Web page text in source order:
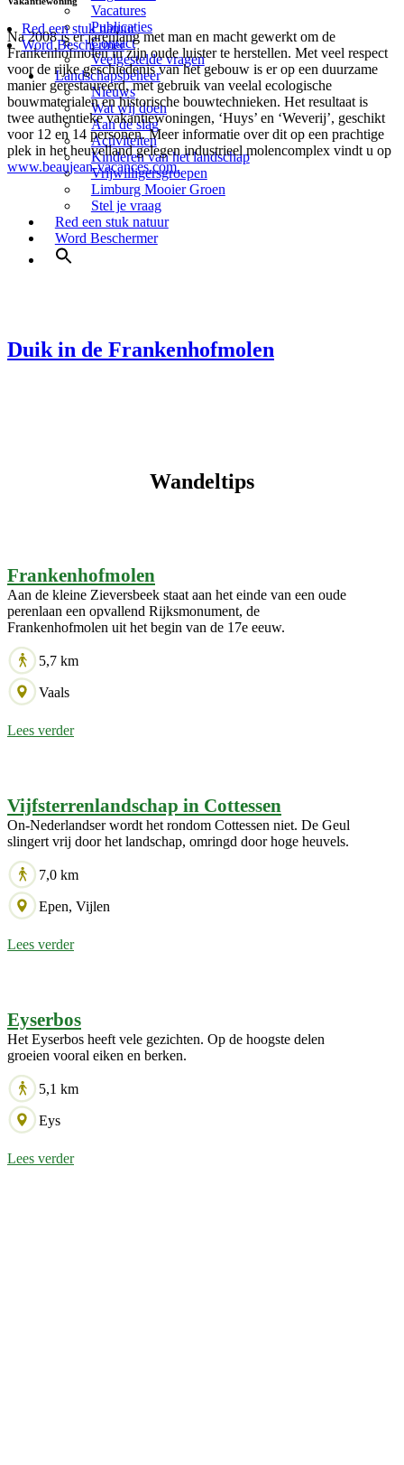
Red een stuk natuur
Word Beschermer
Vacatures
Publicaties
Contact
Veelgestelde vragen
Landschapsbeheer
Nieuws
Wat wij doen
Aan de slag
Activiteiten
Kinderen van het landschap
Vrijwilligersgroepen
Limburg Mooier Groen
Stel je vraag
Red een stuk natuur
Word Beschermer
Na 2008 is er jarenlang met man en macht gewerkt om de
Frankenhofmolen in zijn oude luister te herstellen. Met veel respect
voor de rijke geschiedenis van het gebouw is er op een duurzame
manier gerestaureerd, met gebruik van veelal ecologische
bouwmaterialen en historische bouwtechnieken. Het resultaat is
twee authentieke vakantiewoningen, ‘Huys’ en ‘Weverij’, geschikt
voor 12 en 14 personen. Meer informatie over dit op een prachtige
plek in het heuvelland gelegen industrieel molencomplex vindt u op
www.beaujean-vacances.com.
Duik in de Frankenhofmolen
Wandeltips
Frankenhofmolen
Aan de kleine Zieversbeek staat aan het einde van een oude
perenlaan een opvallend Rijksmonument, de
Frankenhofmolen uit het begin van de 17e eeuw.
5,7 km
Vaals
Lees verder
Vijfsterrenlandschap in Cottessen
On-Nederlandser wordt het rondom Cottessen niet. De Geul
slingert vrij door het landschap, omringd door hoge heuvels.
7,0 km
Epen, Vijlen
Lees verder
Eyserbos
Het Eyserbos heeft vele gezichten. Op de hoogste delen
groeien vooral eiken en berken.
5,1 km
Eys
Lees verder